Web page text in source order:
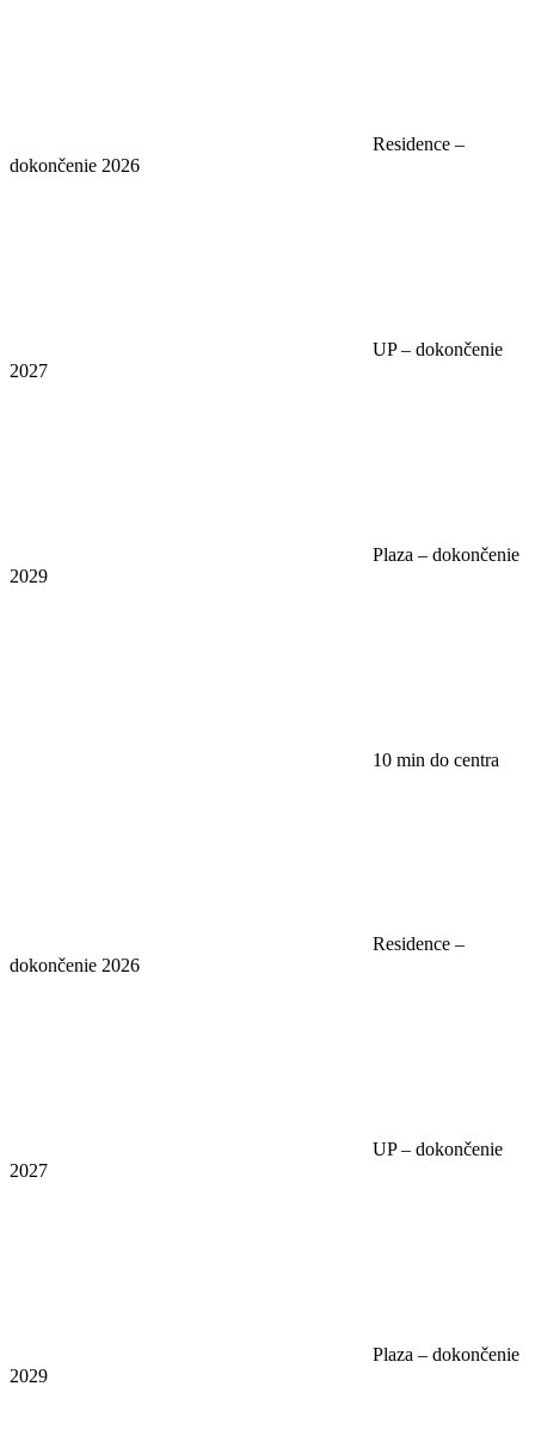
Residence –
dokončenie 2026
UP – dokončenie
2027
Plaza – dokončenie
2029
10 min do centra
Residence –
dokončenie 2026
UP – dokončenie
2027
Plaza – dokončenie
2029